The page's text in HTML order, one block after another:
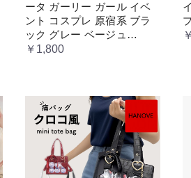
ータ ガーリー ガール イベ
ント コスプレ 原宿系 ブラ
ック グレー ベージュ
cm067t2t2x1 ホワイト
￥1,800